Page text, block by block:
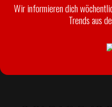
Wir informieren dich
Trends aus